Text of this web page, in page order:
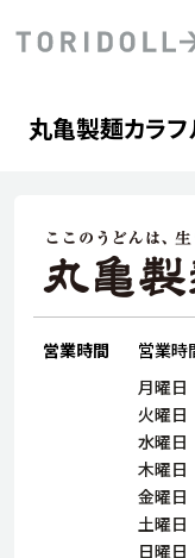
会社情報
株主・投資家情報
サステナビリティ
丸亀製麺カラ
営業時間 営業時
月曜日
火曜日
水曜日
木曜日
金曜日
土曜日
日曜日